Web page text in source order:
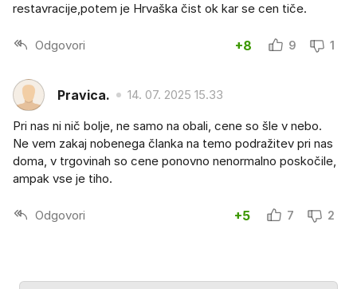
restavracije,potem je Hrvaška čist ok kar se cen tiče.
Odgovori +8 9 1
Pravica. 14. 07. 2025 15.33
Pri nas ni nič bolje, ne samo na obali, cene so šle v nebo.
Ne vem zakaj nobenega članka na temo podražitev pri nas
doma, v trgovinah so cene ponovno nenormalno poskočile,
ampak vse je tiho.
Odgovori +5 7 2